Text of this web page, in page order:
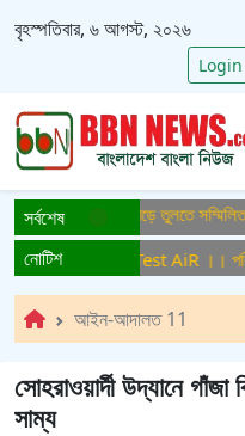
বৃহস্পতিবার, ৬ আগস্ট, ২০২৬
Login
সর্বশেষ
বাংলাদেশ গড়ে তুলতে সম্মিলিত
নোটিশ
সম্প্রচার ।। Test AiR ।।
আইন-আদালত 11
সোহরাওয়ার্দী উদ্যানে
সাম্য